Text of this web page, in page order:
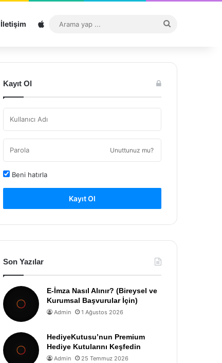
İletişim Sitemap
...
Kayıt Ol
Unuttunuz mu?
Beni hatırla
Kayıt Ol
Son Yazılar
E-İmza Nasıl Alınır? (Bireysel ve
Kurumsal Başvurular İçin)
Admin 1 Ağustos 2026
HediyeKutusu’nun Premium
Hediye Kutularını Keşfedin
Admin 25 Temmuz 2026